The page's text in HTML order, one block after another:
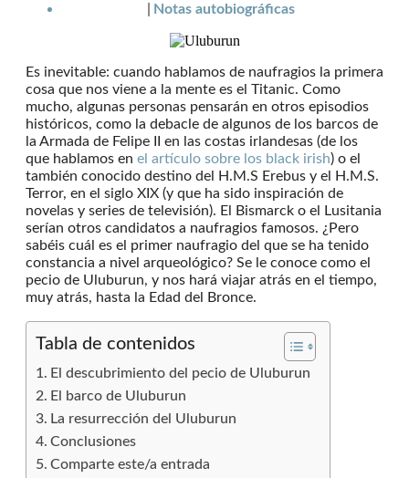
Notas autobiográficas
Es inevitable: cuando hablamos de naufragios la primera
cosa que nos viene a la mente es el Titanic. Como
mucho, algunas personas pensarán en otros episodios
históricos, como la debacle de algunos de los barcos de
la Armada de Felipe II en las costas irlandesas (de los
que hablamos en el artículo sobre los black irish) o el
también conocido destino del H.M.S Erebus y el H.M.S.
Terror, en el siglo XIX (y que ha sido inspiración de
novelas y series de televisión). El Bismarck o el Lusitania
serían otros candidatos a naufragios famosos. ¿Pero
sabéis cuál es el primer naufragio del que se ha tenido
constancia a nivel arqueológico? Se le conoce como el
pecio de Uluburun, y nos hará viajar atrás en el tiempo,
muy atrás, hasta la Edad del Bronce.
Tabla de contenidos
El descubrimiento del pecio de Uluburun
El barco de Uluburun
La resurrección del Uluburun
Conclusiones
Comparte este/a entrada